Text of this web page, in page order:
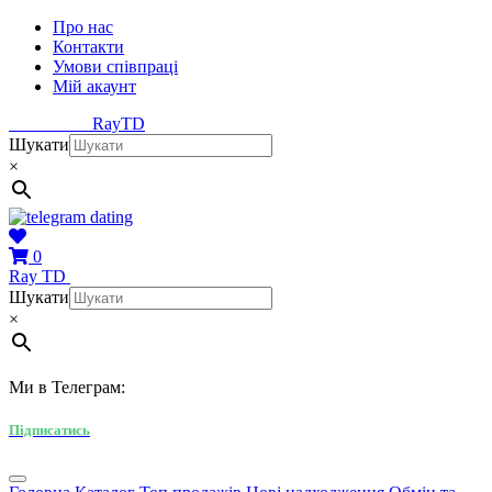
Про нас
Контакти
Умови співпраці
Мій акаунт
RayTD
Шукати
×
0
Ray TD
Шукати
×
Ми в Телеграм:
Підписатись